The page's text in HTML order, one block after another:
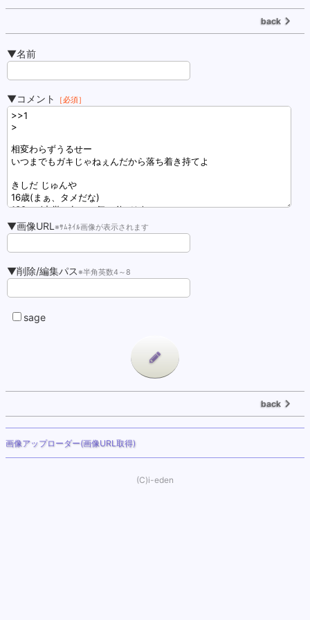
back
▼名前
▼コメント ［必須］
▼画像URL ※ｻﾑﾈｲﾙ画像が表示されます
▼削除/編集パス※半角英数4～8
sage
back
画像アップローダー(画像URL取得)
(C)i-eden